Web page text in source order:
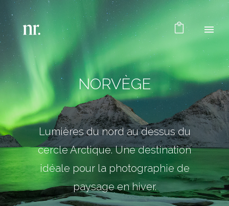
NORVÈGE
Lumières du nord au dessus du
cercle Arctique. Une destination
idéale pour la photographie de
paysage en hiver.